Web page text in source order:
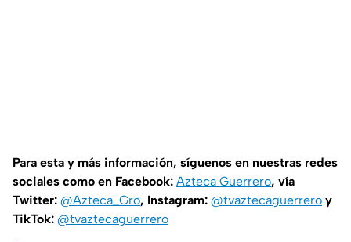
Para esta y más información, síguenos en nuestras redes
sociales como en Facebook: Azteca Guerrero, vía
Twitter: @Azteca_Gro, Instagram: @tvaztecaguerrero y
TikTok: @tvaztecaguerrero